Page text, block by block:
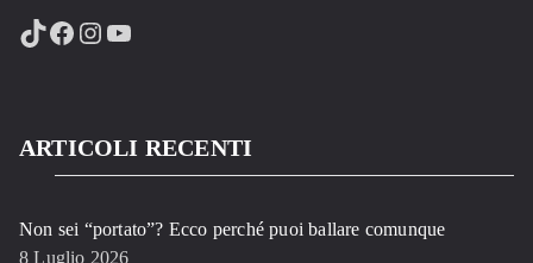
TikTok
Facebook
Instagram
YouTube
ARTICOLI RECENTI
Non sei “portato”? Ecco perché puoi ballare comunque
8 Luglio 2026